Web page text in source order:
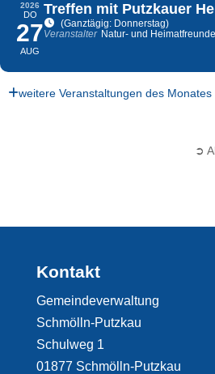
2026
DO
27
AUG
Treffen mit Putzkauer
(Ganztägig: Donnerstag)
Veranstalter Natur- und
weitere Veranstaltungen des Monates
➲
Kontakt
Gemeindeverwaltung
Schmölln-Putzkau
Schulweg 1
01877 Schmölln-Putzkau